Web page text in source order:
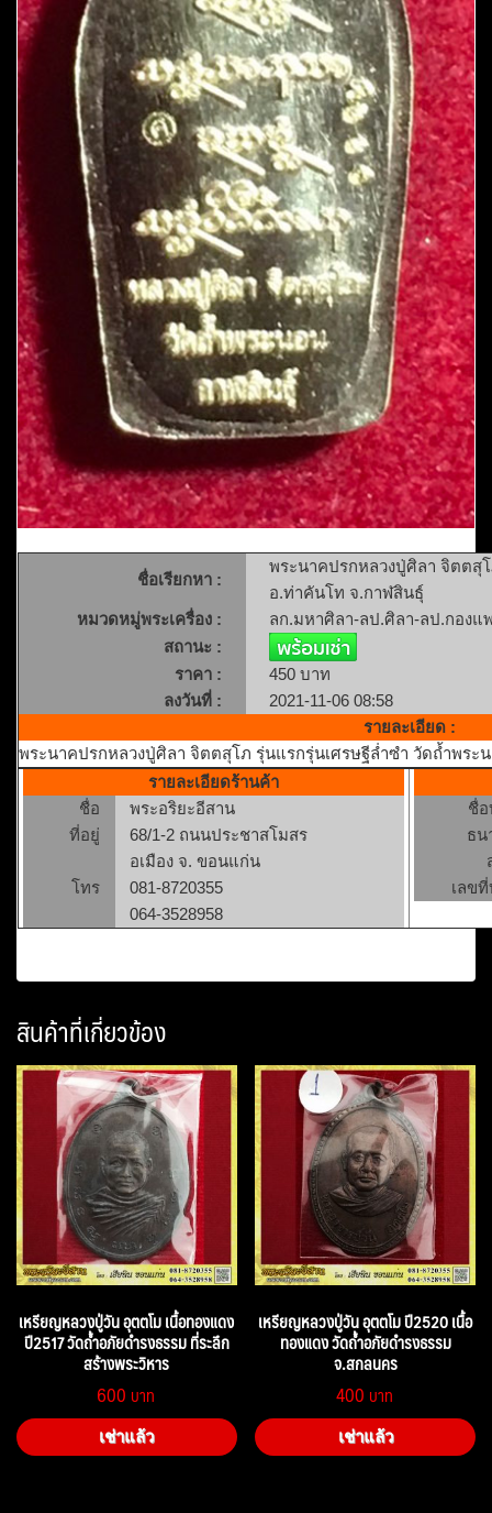
ชื่อเรียกหา :
พระนาคปรกหลวงปู่ศิลา จิตตสุ
อ.ท่าคันโท จ.กาฬสินธุ์
หมวดหมู่พระเครื่อง :
ลก.มหาศิลา-ลป.ศิลา-ลป.กองแ
สถานะ :
ราคา :
450 บาท
ลงวันที่ :
2021-11-06 08:58
รายละเอียด :
พระนาคปรกหลวงปู่ศิลา จิตตสุโภ รุ่นแรกรุ่นเศรษฐีล่ำซำ วัดถ้ำพระ
รายละเอียดร้านค้า
ชื่อ
พระอริยะอีสาน
ที่อยู่
68/1-2 ถนนประชาสโมสร
อเมือง จ. ขอนแก่น
โทร
081-8720355
064-3528958
ชื่
ธน
เลข
สินค้าที่เกี่ยวข้อง
เหรียญหลวงปู่วัน อุตตโม เนื้อทองแดง
ปี2517 วัดถ้ำอภัยดำรงธรรม ที่ระลึก
สร้างพระวิหาร
600
เช่าแล้ว
เหรียญหลวงปู่วัน อุตตโม ปี2520 เนื้อ
ทองแดง วัดถ้ำอภัยดำรงธรรม
จ.สกลนคร
400
เช่าแล้ว